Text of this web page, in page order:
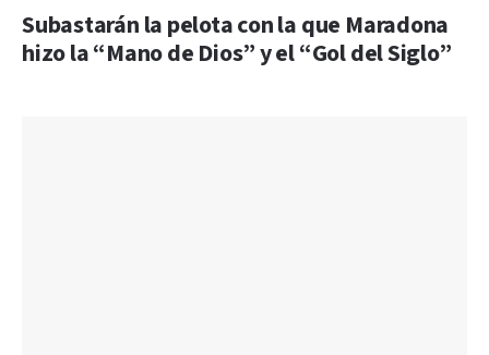
Subastarán la pelota con la que Maradona
hizo la “Mano de Dios” y el “Gol del Siglo”